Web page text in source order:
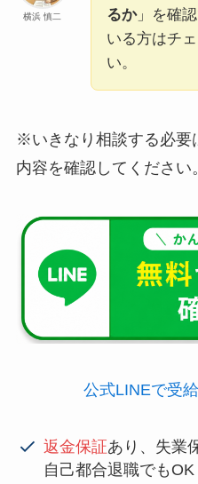
横浜 慎二
るか」を確
いる方はチ
い。
※いきなり相談する必要
内容を確認してください。
公式LINEで受
返金保証あり、失業
自己都合退職でもOK